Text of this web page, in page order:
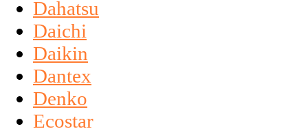
Dahatsu
Daichi
Daikin
Dantex
Denko
Ecostar